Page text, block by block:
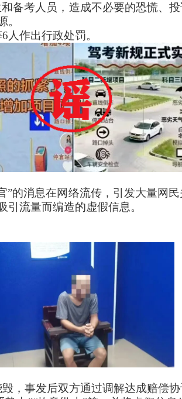
备考人员，造成不必要的恐慌、
。
人作出行政处罚。
的消息在网络流传，引发大量网
流量而编造的虚假信息。
，事发后双方通过调解达成赔偿